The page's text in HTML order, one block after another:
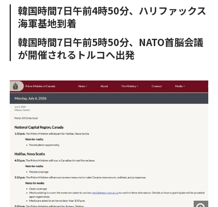
o
o
k
t
e
r
u
n
韓国時間7日午前4時50分、ハリファックス
海軍基地到着
韓国時間7日午前5時50分、NATO首脳会議
が開催されるトルコへ出発